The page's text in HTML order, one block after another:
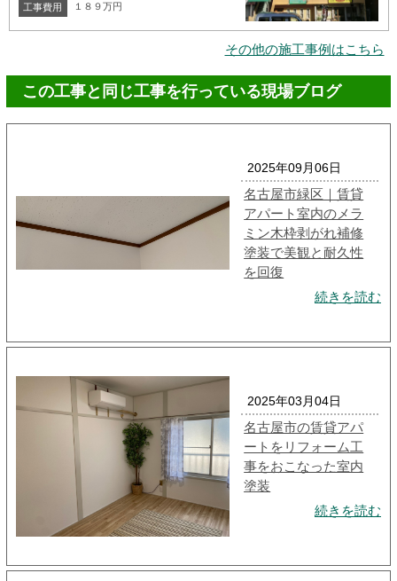
工事費用 １８９万円
その他の施工事例はこちら
この工事と同じ工事を行っている現場ブログ
2025年09月06日
名古屋市緑区｜賃貸
アパート室内のメラ
ミン木枠剥がれ補修
塗装で美観と耐久性
を回復
続きを読む
2025年03月04日
名古屋市の賃貸アパ
ートをリフォーム工
事をおこなった室内
塗装
続きを読む